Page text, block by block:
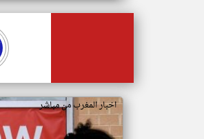
اخبار المغرب من مباشر